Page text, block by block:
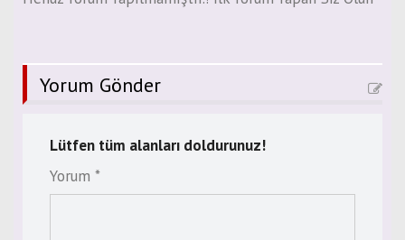
Yorum Gönder
Lütfen tüm alanları doldurunuz!
Yorum *